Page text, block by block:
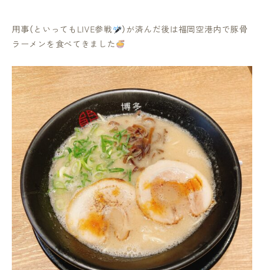
用事（といってもLIVE参戦
）が済んだ後は福岡空港内で豚骨
ラーメンを食べてきました